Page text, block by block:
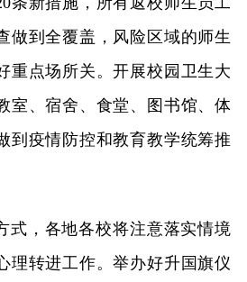
做到全覆盖，风险区域的师生
重点场所关。开展校园卫生大
室、宿舍、食堂、图书馆、体
到疫情防控和教育教学统筹推
式，各地各校将注意落实情境
理转进工作。举办好升国旗仪